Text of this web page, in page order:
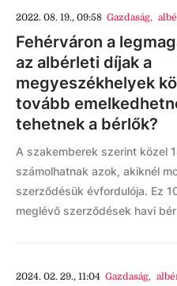
2022. 08. 19., 09:58 Gazdaság,
Fehérváron a
az albérleti díjak a
megyeszékhelyek
tovább
tehetnek a bérlők?
A szakemberek szerint közel
számolhatnak azok, akiknél
szerződésük évfordulója. Ez
meglévő szerződések havi
2024. 02. 29., 11:04 Gazdaság,